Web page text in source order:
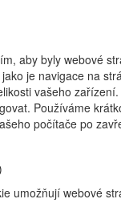
aby byly webové
je navigace na
vašeho
Používáme
počítače po
umožňují webové